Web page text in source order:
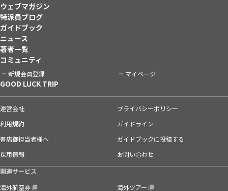
ウェブマガジン
特派員ブログ
ガイドブック
ニュース
著者一覧
コミュニティ
新規会員登録 マイページ
GOOD LUCK TRIP
運営会社
プライバシーポリシー
利用規約
ガイドライン
書店御担当者様へ
ガイドブックに投稿する
採用情報
お問い合わせ
関連サービス
海外航空券
海外ツアー